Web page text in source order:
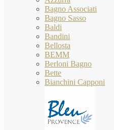
Bagno Associati
Bagno Sasso
Baldi
Bandini
Bellosta
BEMM
Berloni Bagno
Bette
Bianchini Capponi